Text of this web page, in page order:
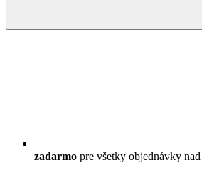
zadarmo pre všetky objednávky